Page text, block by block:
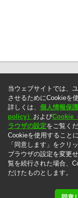
当ウェブサイトでは、
させるためにCookieを
詳しくは、 個人情報保
policy） およびCookie
ラウザの設定をご覧くだ
Cookieを使用すること
「同意します」をクリ
ブラウザの設定を変更
覧を続行された場合、
だけたものとします。
個人情報保護方
＊. 本ウェブサイト上に掲載
断りなしに変更することが
＊. 本ウェブサイト上の表示
を別途頂戴いたします。
Copyright